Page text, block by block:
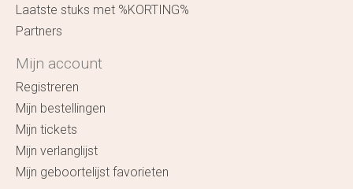
Laatste stuks met %KORTING%
Partners
Mijn account
Registreren
Mijn bestellingen
Mijn tickets
Mijn verlanglijst
Mijn geboortelijst favorieten